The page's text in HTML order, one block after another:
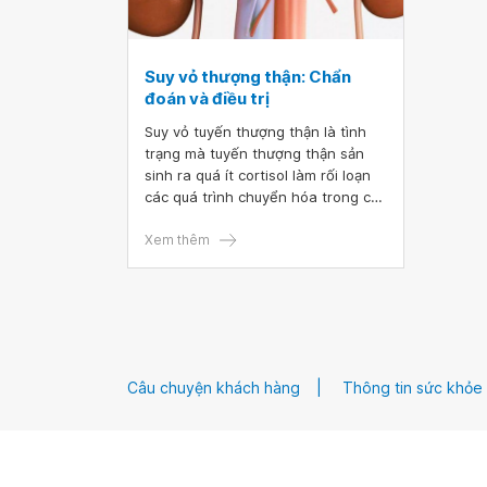
Suy vỏ thượng thận: Chẩn
đoán và điều trị
Suy vỏ tuyến thượng thận là tình
trạng mà tuyến thượng thận sản
sinh ra quá ít cortisol làm rối loạn
các quá trình chuyển hóa trong cơ
sức khỏe của con người.
Xem thêm
Câu chuyện khách hàng Thông tin sức khỏe